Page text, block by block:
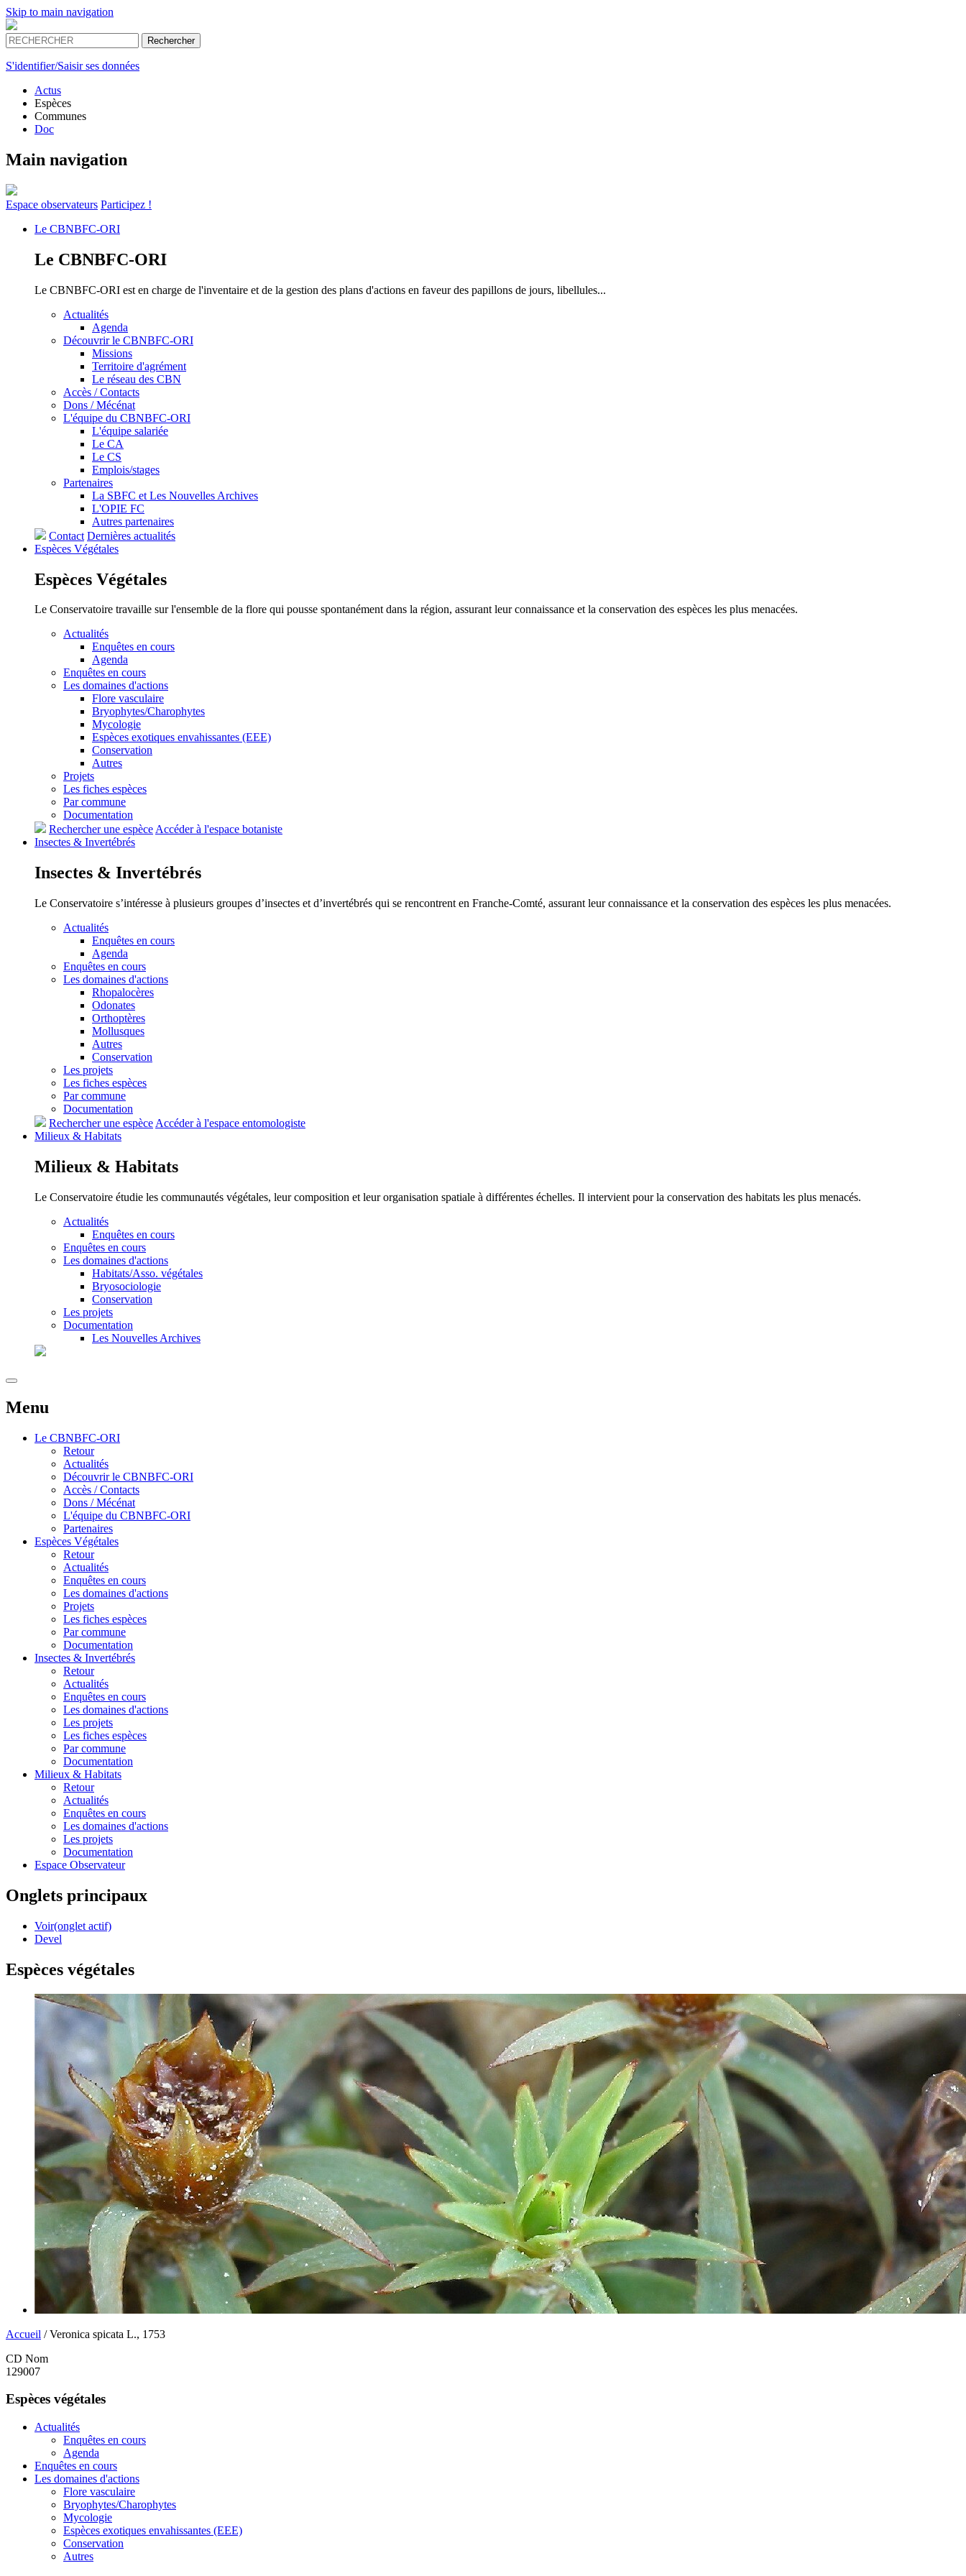
Skip to main navigation
S'identifier/Saisir ses données
Actus
Espèces
Communes
Doc
Main navigation
Espace observateurs Participez !
Le CBNBFC-ORI
Le CBNBFC-ORI
Le CBNBFC-ORI est en charge de l'inventaire et de la gestion des plans d'actions en faveur des papillons de jours, libellules...
Actualités
Agenda
Découvrir le CBNBFC-ORI
Missions
Territoire d'agrément
Le réseau des CBN
Accès / Contacts
Dons / Mécénat
L'équipe du CBNBFC-ORI
L'équipe salariée
Le CA
Le CS
Emplois/stages
Partenaires
La SBFC et Les Nouvelles Archives
L'OPIE FC
Autres partenaires
Contact Dernières actualités
Espèces Végétales
Espèces Végétales
Le Conservatoire travaille sur l'ensemble de la flore qui pousse spontanément dans la région, assurant leur connaissance et la conservation des espèces les plus menacées.
Actualités
Enquêtes en cours
Agenda
Enquêtes en cours
Les domaines d'actions
Flore vasculaire
Bryophytes/Charophytes
Mycologie
Espèces exotiques envahissantes (EEE)
Conservation
Autres
Projets
Les fiches espèces
Par commune
Documentation
Rechercher une espèceAccéder à l'espace botaniste
Insectes & Invertébrés
Insectes & Invertébrés
Le Conservatoire s’intéresse à plusieurs groupes d’insectes et d’invertébrés qui se rencontrent en Franche-Comté, assurant leur connaissance et la conservation des espèces les plus menacées.
Actualités
Enquêtes en cours
Agenda
Enquêtes en cours
Les domaines d'actions
Rhopalocères
Odonates
Orthoptères
Mollusques
Autres
Conservation
Les projets
Les fiches espèces
Par commune
Documentation
Rechercher une espèce Accéder à l'espace entomologiste
Milieux & Habitats
Milieux & Habitats
Le Conservatoire étudie les communautés végétales, leur composition et leur organisation spatiale à différentes échelles. Il intervient pour la conservation des habitats les plus menacés.
Actualités
Enquêtes en cours
Enquêtes en cours
Les domaines d'actions
Habitats/Asso. végétales
Bryosociologie
Conservation
Les projets
Documentation
Les Nouvelles Archives
Menu
Le CBNBFC-ORI
Retour
Actualités
Découvrir le CBNBFC-ORI
Accès / Contacts
Dons / Mécénat
L'équipe du CBNBFC-ORI
Partenaires
Espèces Végétales
Retour
Actualités
Enquêtes en cours
Les domaines d'actions
Projets
Les fiches espèces
Par commune
Documentation
Insectes & Invertébrés
Retour
Actualités
Enquêtes en cours
Les domaines d'actions
Les projets
Les fiches espèces
Par commune
Documentation
Milieux & Habitats
Retour
Actualités
Enquêtes en cours
Les domaines d'actions
Les projets
Documentation
Espace Observateur
Onglets principaux
Voir(onglet actif)
Devel
Espèces végétales
Accueil / Veronica spicata L., 1753
CD Nom
129007
Espèces végétales
Actualités
Enquêtes en cours
Agenda
Enquêtes en cours
Les domaines d'actions
Flore vasculaire
Bryophytes/Charophytes
Mycologie
Espèces exotiques envahissantes (EEE)
Conservation
Autres